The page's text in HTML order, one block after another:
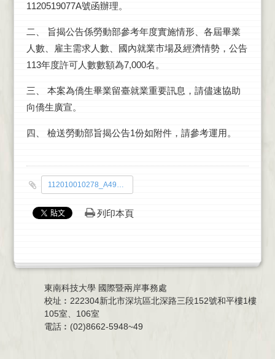
1120519077A號函辦理。
二、 旨揭公告係勞動部參考年度實施情形、各屆畢業
人數、雇主需求人數、國內就業市場及經濟情勢，公告
113年度許可人數數額為7,000名。
三、 本案為僑生畢業留臺就業重要訊息，請儘速協助
向僑生廣宣。
四、 檢送勞動部旨揭公告1份如附件，請參考運用。
112010010278_A49000000B_A49000000B_1120090725_doc4_Attach1.pdf
列印本頁
東南科技大學 國際暨兩岸事務處
校址︰222304新北市深坑區北深路三段152號和平樓1樓
105室、106室
電話︰(02)8662-5948~49